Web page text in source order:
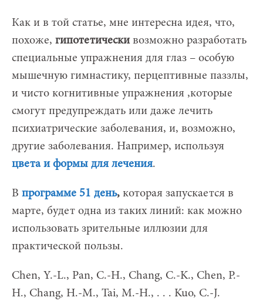
Как и в той статье, мне интересна идея, что,
похоже, гипотетическивозможно разработать
специальные упражнения для глаз – особую
мышечную гимнастику, перцептивные паззлы,
и чисто когнитивные упражнения ,которые
смогут предупреждать или даже лечить
психиатрические заболевания, и, возможно,
другие заболевания. Например, используя
цвета и формы для лечения.
В программе 51 день, которая запускается в
марте, будет одна из таких линий: как можно
использовать зрительные иллюзии для
практической пользы.
Chen, Y.-L., Pan, C.-H., Chang, C.-K., Chen, P.-
H., Chang, H.-M., Tai, M.-H., . . . Kuo, C.-J.